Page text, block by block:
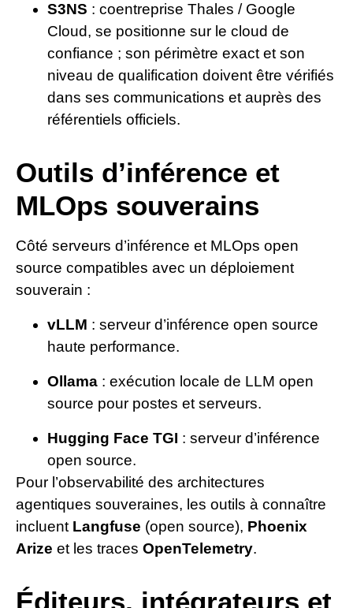
S3NS : coentreprise Thales / Google
Cloud, se positionne sur le cloud de
confiance ; son périmètre exact et son
niveau de qualification doivent être vérifiés
dans ses communications et auprès des
référentiels officiels.
Outils d’inférence et
MLOps souverains
Côté serveurs d’inférence et MLOps open
source compatibles avec un déploiement
souverain :
vLLM : serveur d’inférence open source
haute performance.
Ollama : exécution locale de LLM open
source pour postes et serveurs.
Hugging Face TGI : serveur d’inférence
open source.
Pour l’observabilité des architectures
agentiques souveraines, les outils à connaître
incluent Langfuse (open source), Phoenix
Arize et les traces OpenTelemetry.
Éditeurs, intégrateurs et